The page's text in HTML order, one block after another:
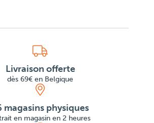
Livraison offerte
dès 69€ en Belgique
magasins physiques
en magasin en 2 heures